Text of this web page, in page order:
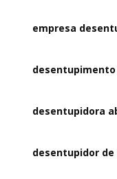
empresa
desentupimento
desentupidora
desentupidor de